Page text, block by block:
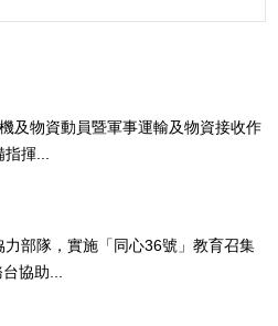
及物資動員暨軍事運輸及物資接收作
指揮...
部隊，實施「同心36號」教育召集
協助...